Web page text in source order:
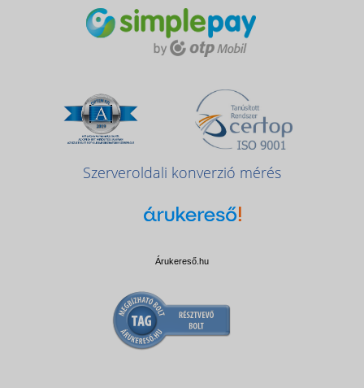
Szerveroldali konverzió mérés
Árukereső.hu